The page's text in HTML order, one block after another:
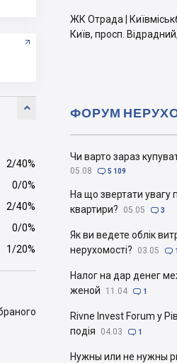

2/40%
0/0%
2/40%
0/0%
1/20%
ЖК Отрада |
Київ, просп.
Чи варто зараз
05.08  5 109
На що звертати увагу
квартири?
05.05  3
Як ви ведете облік
нерухомості?
03.05  1
Налог на дар денег
женой
11.04  1
Rivne Invest Forum у
подія
04.03  1
Нужны или не нужны
ФОРУМ